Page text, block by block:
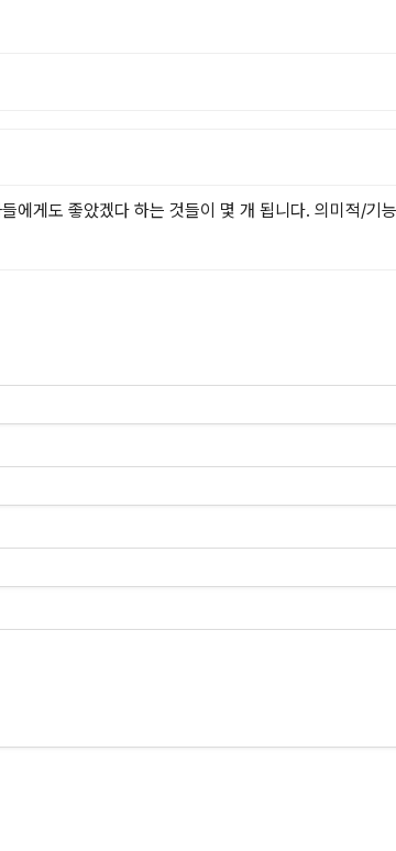
게도 좋았겠다 하는 것들이 몇 개 됩니다. 의미적/기